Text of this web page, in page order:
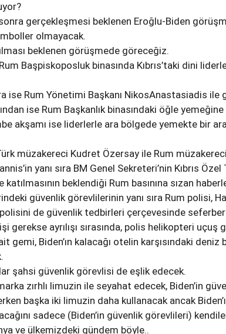
gerçekleşmesi beklenen Eroğlu-Biden
olmayacak.
beklenen görüşmede göreceğiz.
Başpiskoposluk binasında Kıbrıs’taki dini
ise Rum Yönetimi Başkanı NikosAnastasiadis ile
ise Rum Başkanlık binasındaki öğle
akşamı ise liderlerle ara bölgede yemekte bir
müzakereci Kudret Özersay ile Rum müzakereci
yanı sıra BM Genel Sekreteri’nin Kıbrıs
katılmasının beklendiği Rum basınına sızan
güvenlik görevlilerinin yanı sıra Rum polisi,
de güvenlik tedbirleri çerçevesinde
gerekse ayrılışı sırasında, polis helikopteri uçuş
gemi, Biden’ın kalacağı otelin karşısındaki deniz
şahsi güvenlik görevlisi de eşlik edecek.
zırhlı limuzin ile seyahat edecek, Biden’in
başka iki limuzin daha kullanacak ancak
sadece (Biden’in güvenlik görevlileri)
ve ülkemizdeki gündem böyle..